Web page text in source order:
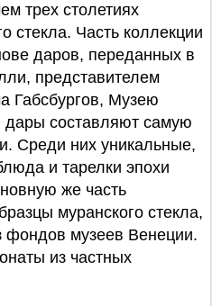
трех столетиях
стекла. Часть коллекции
даров, переданных в
представителем
Габсбургов, Музею
дары составляют самую
Среди них уникальные,
и тарелки эпохи
же часть
муранского стекла,
фондов музеев Венеции.
из частных